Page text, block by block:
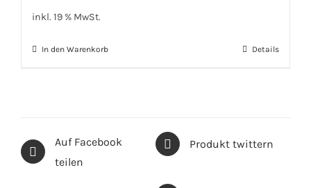
inkl. 19 % MwSt.
In den Warenkorb Details
Auf Facebook
teilen
Produkt twittern